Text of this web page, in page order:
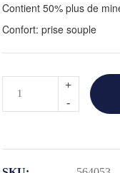
Contient 50% plus de
Confort: prise souple
quantité
de
PORTE